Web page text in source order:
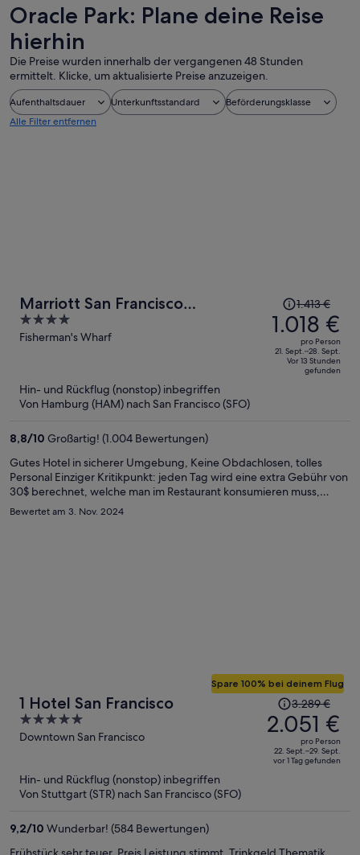
Oracle Park: Plane deine Reise
hierhin
Die Preise wurden innerhalb der vergangenen 48 Stunden
ermittelt. Klicke, um aktualisierte Preise anzuzeigen.
Aufenthaltsdauer Unterkunftsstandard
Beförderungsklasse
Alle Filter entfernen
Marriott San Francisco
Fisherman's Wharf
4
out
Fisherman's Wharf
Der
Preis
betrug
1.413 €,
jetzt
1.413 €
1.018 €
pro Person
21. Sept.–28. Sept.
Vor 13 Stunden
gefunden
Hin- und Rückflug (nonstop) inbegriffen
Von Hamburg (HAM) nach San Francisco (SFO)
8,8/10 Großartig! (1.004 Bewertungen)
Gutes Hotel in sicherer Umgebung, Keine Obdachlosen, tolles
Personal Einziger Kritikpunkt: jeden Tag wird eine extra Gebühr von
30$ berechnet, welche man im Restaurant konsumieren muss,
leider ist das Essen im Restaurant nicht sehr wohlschmeckend. Also
Bewertet am 3. Nov. 2024
1 Hotel San Francisco
5
out
Downtown San Francisco
Spare 100% bei deinem Flug
Der
Preis
betrug
3.289 €,
jetzt
3.289 €
2.051 €
pro Person
22. Sept.–29. Sept.
vor 1 Tag gefunden
Hin- und Rückflug (nonstop) inbegriffen
Von Stuttgart (STR) nach San Francisco (SFO)
9,2/10 Wunderbar! (584 Bewertungen)